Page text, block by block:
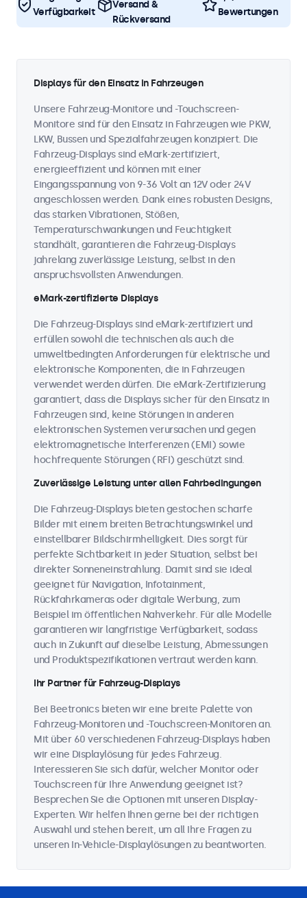
Verfügbarkeit
Versand &
Rückversand
Bewertungen
Displays für den Einsatz in Fahrzeugen
Unsere Fahrzeug-Monitore und -Touchscreen-
Monitore sind für den Einsatz in Fahrzeugen wie PKW,
LKW, Bussen und Spezialfahrzeugen konzipiert. Die
Fahrzeug-Displays sind eMark-zertifiziert,
energieeffizient und können mit einer
Eingangsspannung von 9-36 Volt an 12V oder 24V
angeschlossen werden. Dank eines robusten Designs,
das starken Vibrationen, Stößen,
Temperaturschwankungen und Feuchtigkeit
standhält, garantieren die Fahrzeug-Displays
jahrelang zuverlässige Leistung, selbst in den
anspruchsvollsten Anwendungen.
eMark-zertifizierte Displays
Die Fahrzeug-Displays sind eMark-zertifiziert und
erfüllen sowohl die technischen als auch die
umweltbedingten Anforderungen für elektrische und
elektronische Komponenten, die in Fahrzeugen
verwendet werden dürfen. Die eMark-Zertifizierung
garantiert, dass die Displays sicher für den Einsatz in
Fahrzeugen sind, keine Störungen in anderen
elektronischen Systemen verursachen und gegen
elektromagnetische Interferenzen (EMI) sowie
hochfrequente Störungen (RFI) geschützt sind.
Zuverlässige Leistung unter allen Fahrbedingungen
Die Fahrzeug-Displays bieten gestochen scharfe
Bilder mit einem breiten Betrachtungswinkel und
einstellbarer Bildschirmhelligkeit. Dies sorgt für
perfekte Sichtbarkeit in jeder Situation, selbst bei
direkter Sonneneinstrahlung. Damit sind sie ideal
geeignet für Navigation, Infotainment,
Rückfahrkameras oder digitale Werbung, zum
Beispiel im öffentlichen Nahverkehr. Für alle Modelle
garantieren wir langfristige Verfügbarkeit, sodass
auch in Zukunft auf dieselbe Leistung, Abmessungen
und Produktspezifikationen vertraut werden kann.
Ihr Partner für Fahrzeug-Displays
Bei Beetronics bieten wir eine breite Palette von
Fahrzeug-Monitoren und -Touchscreen-Monitoren an.
Mit über 60 verschiedenen Fahrzeug-Displays haben
wir eine Displaylösung für jedes Fahrzeug.
Interessieren Sie sich dafür, welcher Monitor oder
Touchscreen für Ihre Anwendung geeignet ist?
Besprechen Sie die Optionen mit unseren Display-
Experten. Wir helfen Ihnen gerne bei der richtigen
Auswahl und stehen bereit, um all Ihre Fragen zu
unseren In-Vehicle-Displaylösungen zu beantworten.